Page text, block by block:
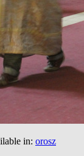
in: orosz